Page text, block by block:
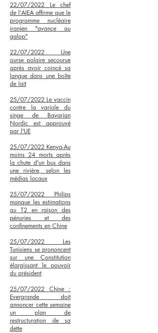
22/07/2022 Le chef
de l'AIEA affirme que le
programme nucléaire
iranien "avance au
galop"
22/07/2022 Une
ourse polaire secourue
après avoir coincé sa
langue dans une boîte
de lait
25/07/2022 Le vaccin
contre la variole du
singe de Bavarian
Nordic est approuvé
par l'UE
25/07/2022 Kenya-Au
moins 24 morts après
la chute d'un bus dans
une rivière, selon les
médias locaux
25/07/2022 Philips
manque les estimations
au T2 en raison des
pénuries et des
confinements en Chine
25/07/2022 Les
Tunisiens se prononcent
sur une Constitution
élargissant le pouvoir
du président
25/07/2022 Chine :
Evergrande doit
annoncer cette semaine
un plan de
restructuration de sa
dette